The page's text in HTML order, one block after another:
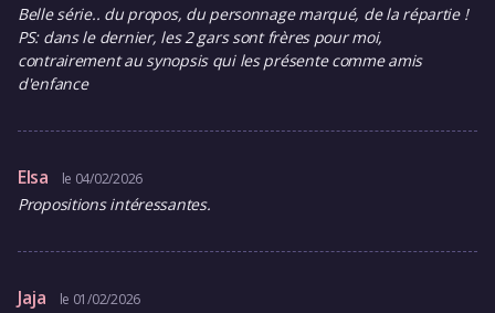
Belle série.. du propos, du personnage marqué, de la répartie !
PS: dans le dernier, les 2 gars sont frères pour moi,
contrairement au synopsis qui les présente comme amis
d'enfance
Elsa le 04/02/2026
Propositions intéressantes.
Jaja le 01/02/2026